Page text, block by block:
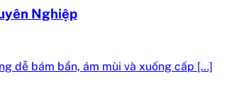
Nghiệp
dễ bám bẩn, ám mùi và xuống cấp […]